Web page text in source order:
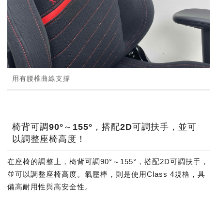
用有腰椎曲線支撐
椅背可調90°～155°，搭配2D可調扶手，並可
以調整座椅高度！
在座椅的調整上，椅背可調90°～155°，搭配2D可調扶手，
並可以調整座椅高度。氣壓棒，則是使用Class 4規格，具
備高耐用性與高安全性。